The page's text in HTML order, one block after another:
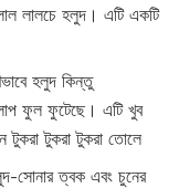
লালচে হলুদ। এটি একটি
হলুদ কিন্তু
ফুল ফুটেছে। এটি খুব
টুকরা টুকরা টুকরা তোলে
সোনার ত্বক এবং চুনের